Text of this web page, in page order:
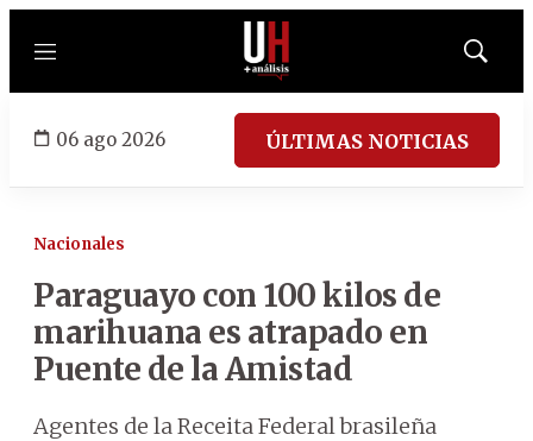
Menú
Mostrar
06 ago 2026 ÚLTIMAS NOTICIAS
Nacionales
Paraguayo con 100 kilos de
marihuana es atrapado en
Puente de la Amistad
Agentes de la Receita Federal brasileña